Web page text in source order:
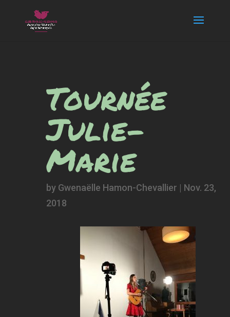
Tournée
Julie-
Marie
by Gwenaëlle Hamon-Chevallier | Nov. 23,
2018